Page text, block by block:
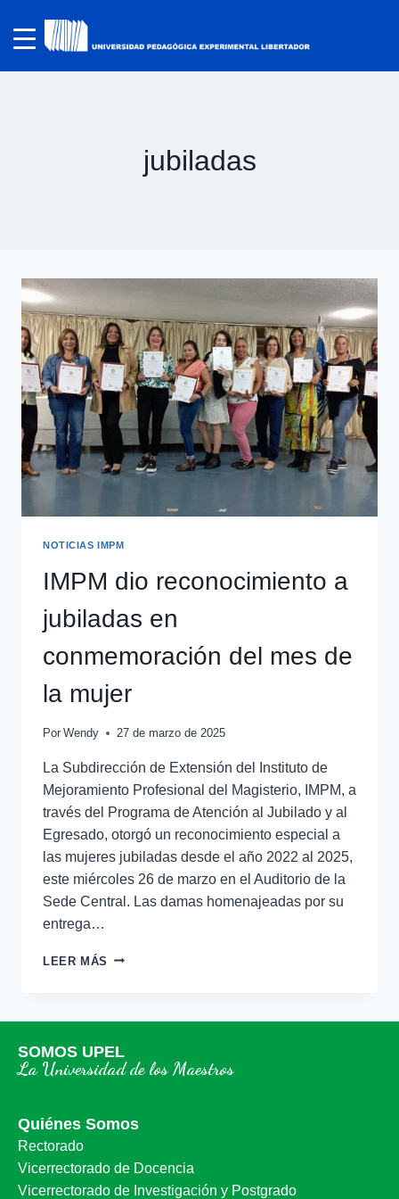
jubiladas
NOTICIAS IMPM
IMPM dio reconocimiento a
jubiladas en
conmemoración del mes de
la mujer
Por Wendy 27 de marzo de 2025
La Subdirección de Extensión del Instituto de
Mejoramiento Profesional del Magisterio, IMPM, a
través del Programa de Atención al Jubilado y al
Egresado, otorgó un reconocimiento especial a
las mujeres jubiladas desde el año 2022 al 2025,
este miércoles 26 de marzo en el Auditorio de la
Sede Central. Las damas homenajeadas por su
entrega…
LEER MÁS
SOMOS UPEL
La Universidad de los Maestros
Quiénes Somos
Rectorado
Vicerrectorado de Docencia
Vicerrectorado de Investigación y Postgrado